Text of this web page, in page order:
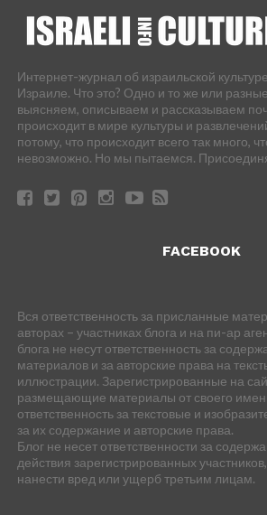
Интернет-журнал об израильской
Израиле. Что это? Одно и то же или
выясняем, описываем и рассказываем
происходит в мире культуры и
потому, что происходит всего так много,
невозможно. Но мы пытаемся.
FACEBOOK
Вся ответственность за присланные
авторах – участниках блога и на пи-ар
блога не несут ответственность за
материалов и за авторские права на
иллюстрации. Зарегистрированные на
размещающие материалы от своего
ответственность за текстовые и
за их содержание и авторские права.
Блог не несет ответственности за
действия зарегистрированных
нанести вред или ущерб третьим лицам.